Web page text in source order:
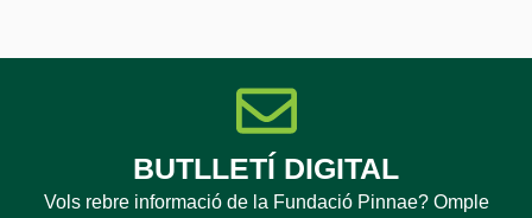
BUTLLETÍ DIGITAL
Vols rebre informació de la Fundació Pinnae? Omple